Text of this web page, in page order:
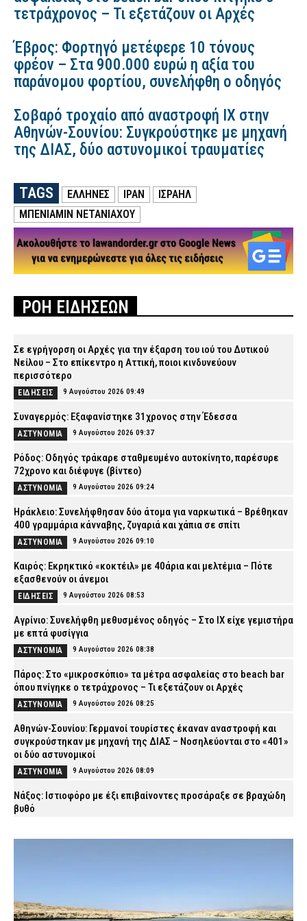
τετράχρονος – Τι εξετάζουν οι Αρχές
Έβρος: Φορτηγό μετέφερε 10 τόνους
φρέον – Στα 900.000 ευρώ η αξία του
παράνομου φορτίου, συνελήφθη ο οδηγός
Σοβαρό τροχαίο από αναστροφή ΙΧ στην
Αθηνών-Σουνίου: Συγκρούστηκε με μηχανή
της ΔΙΑΣ, δύο αστυνομικοί τραυματίες
TAGS ΕΛΛΗΝΕΣ ΙΡΑΝ
ΙΣΡΑΗΛ
ΜΠΕΝΙΑΜΊΝ ΝΕΤΑΝΙΆΧΟΥ
ΡΟΗ ΕΙΔΗΣΕΩΝ
Σε εγρήγορση οι Αρχές για την έξαρση του ιού του Δυτικού
Νείλου – Στο επίκεντρο η Αττική, ποιοι κινδυνεύουν
περισσότερο
ΕΙΔΗΣΕΙΣ 9 Αυγούστου 2026 09:49
Συναγερμός: Εξαφανίστηκε 31χρονος στην Έδεσσα
ΑΣΤΥΝΟΜΙΑ 9 Αυγούστου 2026 09:37
Ρόδος: Οδηγός τράκαρε σταθμευμένο αυτοκίνητο, παρέσυρε
72χρονο και διέφυγε (βίντεο)
ΑΣΤΥΝΟΜΙΑ 9 Αυγούστου 2026 09:24
Ηράκλειο: Συνελήφθησαν δύο άτομα για ναρκωτικά – Βρέθηκαν
400 γραμμάρια κάνναβης, ζυγαριά και χάπια σε σπίτι
ΑΣΤΥΝΟΜΙΑ 9 Αυγούστου 2026 09:10
Καιρός: Eκρηκτικό «κοκτέιλ» με 40άρια και μελτέμια – Πότε
εξασθενούν οι άνεμοι
ΕΙΔΗΣΕΙΣ 9 Αυγούστου 2026 08:53
Αγρίνιο: Συνελήφθη μεθυσμένος οδηγός – Στο ΙΧ είχε γεμιστήρα
με επτά φυσίγγια
ΑΣΤΥΝΟΜΙΑ 9 Αυγούστου 2026 08:38
Πάρος: Στο «μικροσκόπιο» τα μέτρα ασφαλείας στο beach bar
όπου πνίγηκε ο τετράχρονος – Τι εξετάζουν οι Αρχές
ΑΣΤΥΝΟΜΙΑ 9 Αυγούστου 2026 08:25
Αθηνών-Σουνίου: Γερμανοί τουρίστες έκαναν αναστροφή και
συγκρούστηκαν με μηχανή της ΔΙΑΣ – Νοσηλεύονται στο «401»
οι δύο αστυνομικοί
ΑΣΤΥΝΟΜΙΑ 9 Αυγούστου 2026 08:09
Νάξος: Ιστιοφόρο με έξι επιβαίνοντες προσάραξε σε βραχώδη
βυθό
Κομοτηνή: Στο νοσοκομείο ανήλικος μετά από κατανάλωση
αλκοόλ – Συνελήφθη υπάλληλος καταστήματος